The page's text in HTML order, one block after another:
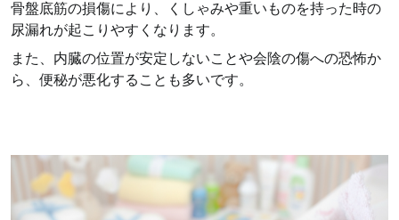
骨盤底筋の損傷により、くしゃみや重いものを持った時の
尿漏れが起こりやすくなります。
また、内臓の位置が安定しないことや会陰の傷への恐怖か
ら、便秘が悪化することも多いです。